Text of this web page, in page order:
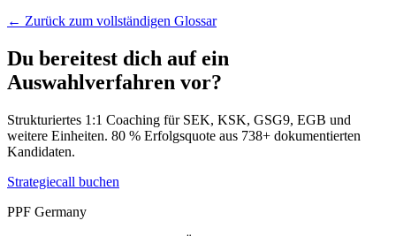
← Zurück zum vollständigen Glossar
Du bereitest dich auf ein
Auswahlverfahren vor?
Strukturiertes 1:1 Coaching für SEK, KSK, GSG9, EGB und
weitere Einheiten. 80 % Erfolgsquote aus 738+ dokumentierten
Kandidaten.
Strategiecall buchen
PPF Germany